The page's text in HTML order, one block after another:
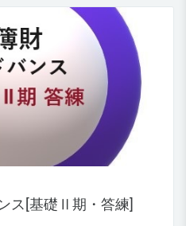
ス[基礎Ⅱ期・答練]